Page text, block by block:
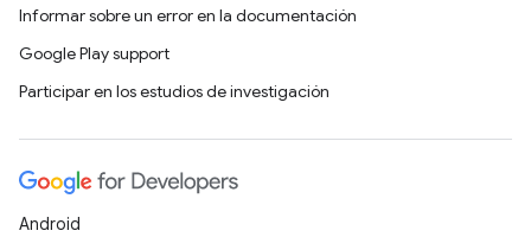
Informar sobre un error en la documentación
Google Play support
Participar en los estudios de investigación
Android